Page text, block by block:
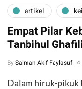
artikel
Empat Pilar
Tanbihul
By Salman Akif Faylasuf
Dalam hiruk-pikuk